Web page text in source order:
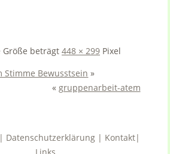
Größe beträgt 448 × 299 Pixel
Stimme Bewusstsein »
« gruppenarbeit-atem
| Datenschutzerklärung | Kontakt|
Links